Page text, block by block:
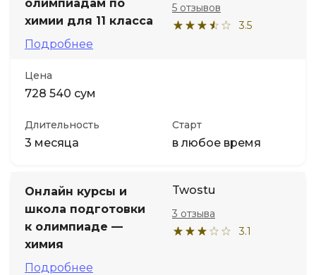
олимпиадам по
химии для 11 класса
Подробнее
3.5
5 отзывов
Цена
728 540 сум
Длительность
3 месяца
Старт
в любое время
Онлайн курсы и
школа подготовки
к олимпиаде —
химия
Подробнее
Twostu
3.1
3 отзыва